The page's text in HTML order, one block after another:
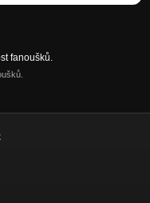
fanoušků.